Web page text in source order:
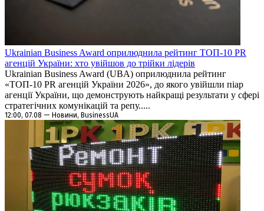
Ukrainian Business Award оприлюднила рейтинг ТОП-10 PR
агенцій України: хто увійшов до трійки лідерів
Ukrainian Business Award (UBA) оприлюднила рейтинг
«ТОП-10 PR агенцій України 2026», до якого увійшли піар
агенції України, що демонструють найкращі результати у сфері
стратегічних комунікацій та репу.....
12:00, 07.08 — Новини, BusinessUA